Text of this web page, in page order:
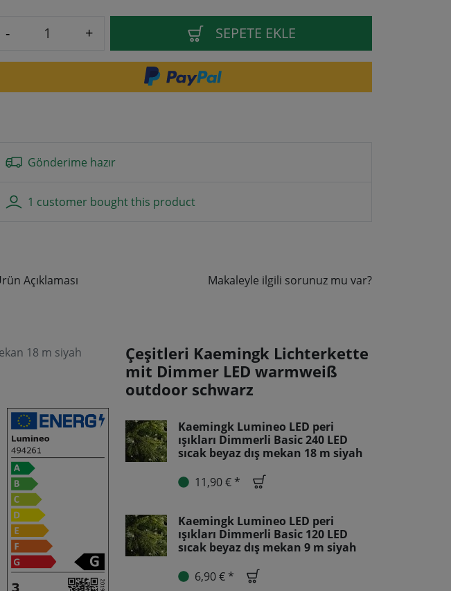
- + SEPETE EKLE
Gönderime hazır
1 customer bought this product
Açıklaması Makaleyle ilgili sorunuz mu var?
18 m siyah
Çeşitleri Kaemingk Lichterkette
mit Dimmer LED warmweiß
outdoor schwarz
Kaemingk Lumineo LED peri
ışıkları Dimmerli Basic 240 LED
sıcak beyaz dış mekan 18 m siyah
11,90 € *
Kaemingk Lumineo LED peri
ışıkları Dimmerli Basic 120 LED
sıcak beyaz dış mekan 9 m siyah
6,90 € *